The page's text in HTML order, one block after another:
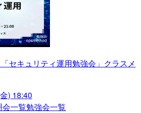
セキュリティ運用勉強会」クラスメ
) 18:40
一覧勉強会一覧